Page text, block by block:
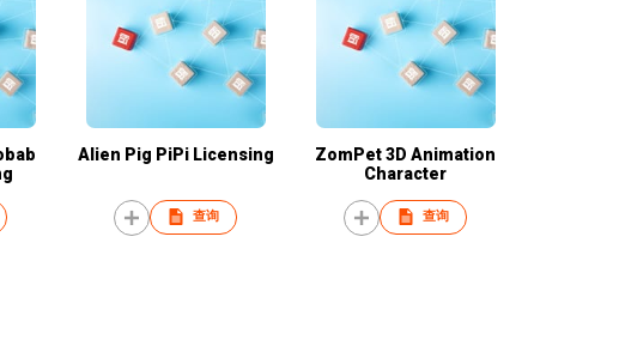
Alien Pig PiPi Licensing
查询
ZomPet 3D Animation
Character
查询